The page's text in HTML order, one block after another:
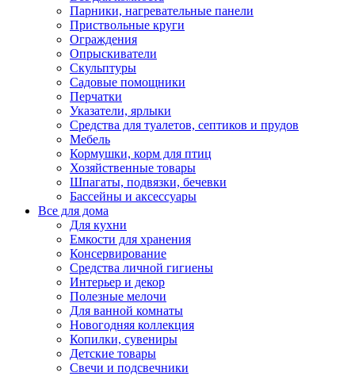
Парники, нагревательные панели
Приствольные круги
Ограждения
Опрыскиватели
Скульптуры
Садовые помощники
Перчатки
Указатели, ярлыки
Средства для туалетов, септиков и прудов
Мебель
Кормушки, корм для птиц
Хозяйственные товары
Шпагаты, подвязки, бечевки
Бассейны и аксессуары
Все для дома
Для кухни
Емкости для хранения
Консервирование
Средства личной гигиены
Интерьер и декор
Полезные мелочи
Для ванной комнаты
Новогодняя коллекция
Копилки, сувениры
Детские товары
Свечи и подсвечники